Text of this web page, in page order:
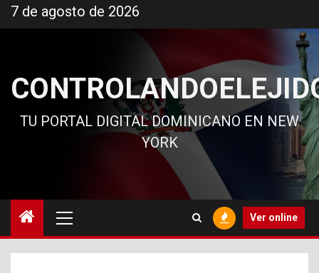
al
7 de agosto de 2026
TU PORTAL DIGITAL DOMINICANO EN NEW
YORK
principal
Ver online